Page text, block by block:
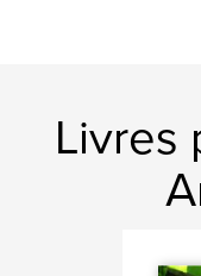
Livres